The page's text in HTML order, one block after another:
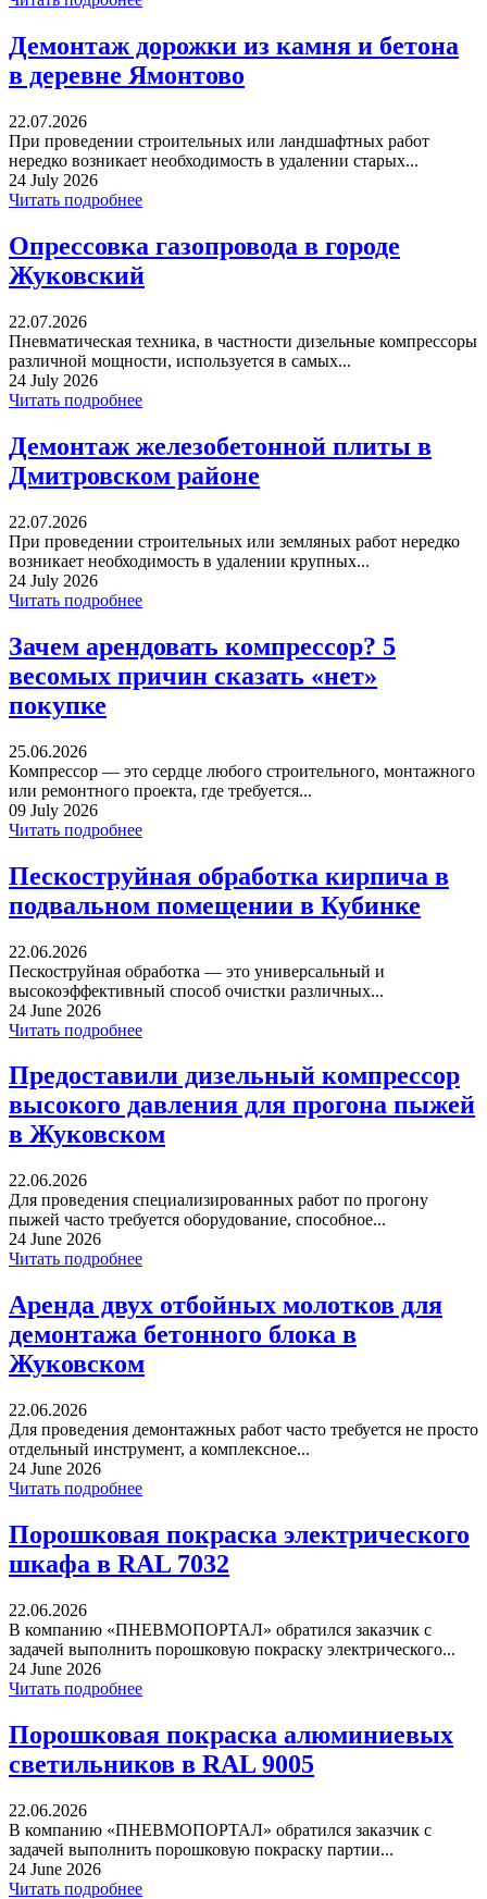
Демонтаж дорожки из камня и бетона
в деревне Ямонтово
22.07.2026
При проведении строительных или ландшафтных работ
нередко возникает необходимость в удалении старых...
24 July 2026
Читать подробнее
Опрессовка газопровода в городе
Жуковский
22.07.2026
Пневматическая техника, в частности дизельные компрессоры
различной мощности, используется в самых...
24 July 2026
Читать подробнее
Демонтаж железобетонной плиты в
Дмитровском районе
22.07.2026
При проведении строительных или земляных работ нередко
возникает необходимость в удалении крупных...
24 July 2026
Читать подробнее
Зачем арендовать компрессор? 5
весомых причин сказать «нет»
покупке
25.06.2026
Компрессор — это сердце любого строительного, монтажного
или ремонтного проекта, где требуется...
09 July 2026
Читать подробнее
Пескоструйная обработка кирпича в
подвальном помещении в Кубинке
22.06.2026
Пескоструйная обработка — это универсальный и
высокоэффективный способ очистки различных...
24 June 2026
Читать подробнее
Предоставили дизельный компрессор
высокого давления для прогона пыжей
в Жуковском
22.06.2026
Для проведения специализированных работ по прогону
пыжей часто требуется оборудование, способное...
24 June 2026
Читать подробнее
Аренда двух отбойных молотков для
демонтажа бетонного блока в
Жуковском
22.06.2026
Для проведения демонтажных работ часто требуется не просто
отдельный инструмент, а комплексное...
24 June 2026
Читать подробнее
Порошковая покраска электрического
шкафа в RAL 7032
22.06.2026
В компанию «ПНЕВМОПОРТАЛ» обратился заказчик с
задачей выполнить порошковую покраску электрического...
24 June 2026
Читать подробнее
Порошковая покраска алюминиевых
светильников в RAL 9005
22.06.2026
В компанию «ПНЕВМОПОРТАЛ» обратился заказчик с
задачей выполнить порошковую покраску партии...
24 June 2026
Читать подробнее